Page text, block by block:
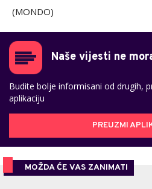
(MONDO)
Naše vijesti ne
Budite bolje informisani od drugih,
aplikaciju
PREUZMI
MOŽDA ĆE VAS ZANIMATI